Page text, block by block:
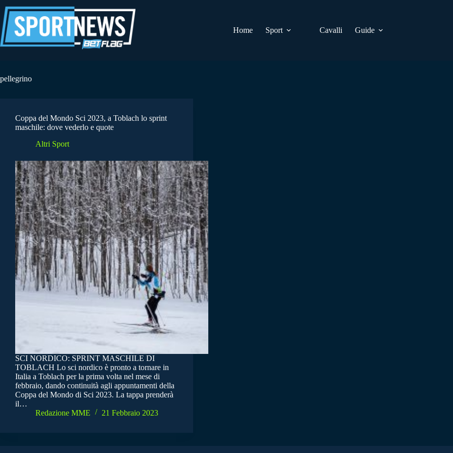
al
contenuto
Home
Sport Cavalli Guide
pellegrino
Coppa del Mondo Sci 2023, a Toblach lo sprint
maschile: dove vederlo e quote
Altri Sport
SCI NORDICO: SPRINT MASCHILE DI
TOBLACH Lo sci nordico è pronto a tornare in
Italia a Toblach per la prima volta nel mese di
febbraio, dando continuità agli appuntamenti della
Coppa del Mondo di Sci 2023. La tappa prenderà
il…
Redazione MME
21 Febbraio 2023